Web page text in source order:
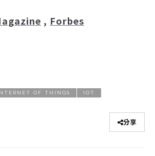
, Forbes
OF THINGS IOT
分享